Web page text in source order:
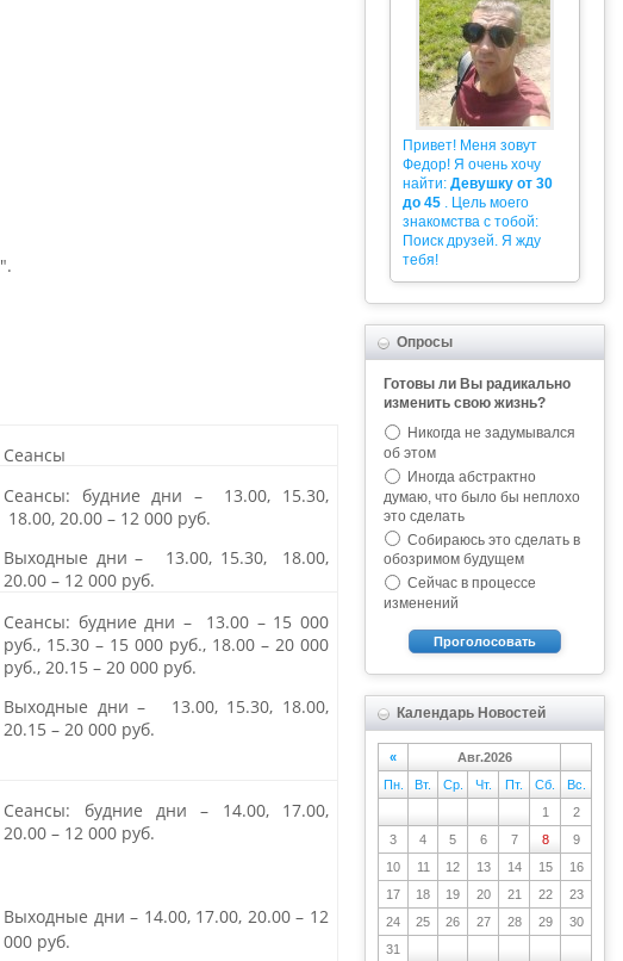
Сеансы
Сеансы: будние дни – 13.00, 15.30,
18.00, 20.00– 12 000 руб.
Выходные дни –
13.00, 15.30, 18.00,
20.00– 12 000 руб.
Сеансы: будние дни – 13.00 –15 000
руб., 15.30– 15 000 руб., 18.00 –20 000
руб., 20.15– 20 000 руб.
Выходные дни –
13.00, 15.30, 18.00,
20.15 – 20 000 руб.
Сеансы: будние дни– 14.00, 17.00,
20.00– 12 000 руб.
Выходные дни – 14.00, 17.00, 20.00– 12
000 руб.
Привет! Меня зовут
Федор! Я очень хочу
найти: Девушку от 30
до 45 . Цель моего
знакомства с тобой:
Поиск друзей. Я жду
тебя!
Опросы
Готовы ли Вы радикально
изменить свою жизнь?
Никогда не задумывался
об этом
Иногда абстрактно
думаю, что было бы неплохо
это сделать
Собираюсь это сделать в
обозримом будущем
Сейчас в процессе
изменений
Проголосовать
Календарь Новостей
«
Авг.2026
Пн.
Вт. Ср. Чт. Пт. Сб.
Вс.
1
2
3
4 5 6 7 8
9
10
11 12 13 14 15
16
17
18 19 20 21 22
23
24
25 26 27 28 29
30
31